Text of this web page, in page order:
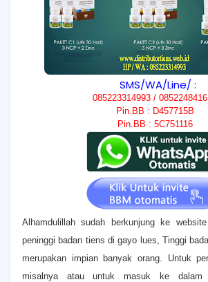
SMS/WA/Line/ :
085223314993 /
Pin.BB : D457715B
Pin.BB : 5C751116
Alhamdulillah sudah berkunjung ke
peninggi badan tiens di gayo lues, Tinggi
merupakan impian banyak orang. Untuk
misalnya atau untuk masuk ke dalam